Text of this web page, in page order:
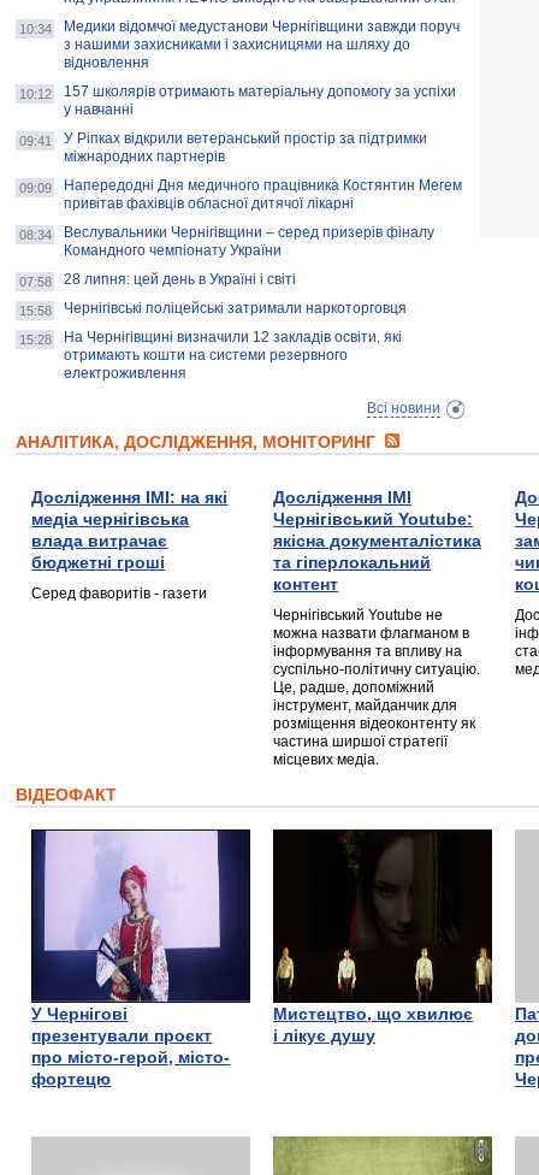
10:34
Медики відомчої медустанови Чернігівщини завжди поруч
з нашими захисниками і захисницями на шляху до
відновлення
10:12
157 школярів отримають матеріальну допомогу за успіхи
у навчанні
09:41
У Ріпках відкрили ветеранський простір за підтримки
міжнародних партнерів
09:09
Напередодні Дня медичного працівника Костянтин Мегем
привітав фахівців обласної дитячої лікарні
08:34
Веслувальники Чернігівщини – серед призерів фіналу
Командного чемпіонату України
07:58 28 липня: цей день в Україні і світі
15:58 Чернігівські поліцейські затримали наркоторговця
15:28
На Чернігівщині визначили 12 закладів освіти, які
отримають кошти на системи резервного
електроживлення
Всі новини
АНАЛІТИКА, ДОСЛІДЖЕННЯ, МОНІТОРИНГ
Дослідження ІМІ: на які
медіа чернігівська
влада витрачає
бюджетні гроші
Серед фаворитів - газети
Дослідження ІМІ
Чернігівський Youtube:
якісна документалістика
та гіперлокальний
контент
Чернігівський Youtube не
можна назвати флагманом в
інформування та впливу на
суспільно-політичну ситуацію.
Це, радше, допоміжний
інструмент, майданчик для
розміщення відеоконтенту як
частина ширшої стратегії
місцевих медіа.
ВІДЕОФАКТ
У Чернігові
презентували проєкт
про місто-герой, місто-
фортецю
Мистецтво, що хвилює
і лікує душу